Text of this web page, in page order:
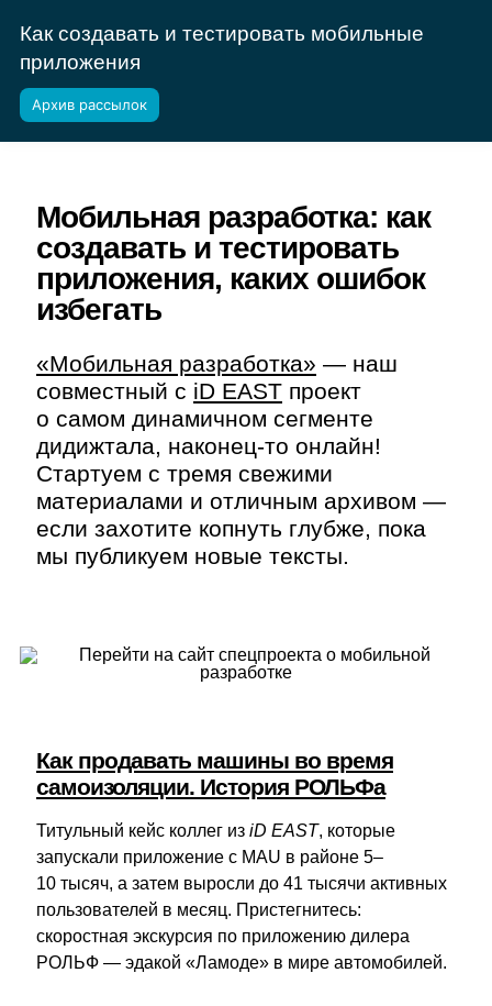
Как создавать и тестировать мобильные
приложения
Архив рассылок
Мобильная разработка: как
создавать и тестировать
приложения, каких ошибок
избегать
«Мобильная разработка» — наш
совместный с iD EAST проект
о самом динамичном сегменте
дидижтала, наконец-то онлайн!
Стартуем с тремя свежими
материалами и отличным архивом —
если захотите копнуть глубже, пока
мы публикуем новые тексты.
Как продавать машины во время
самоизоляции. История РОЛЬФа
Титульный кейс коллег из iD EAST, которые
запускали приложение с MAU в районе 5–
10 тысяч, а затем выросли до 41 тысячи активных
пользователей в месяц. Пристегнитесь:
скоростная экскурсия по приложению дилера
РОЛЬФ — эдакой «Ламоде» в мире автомобилей.